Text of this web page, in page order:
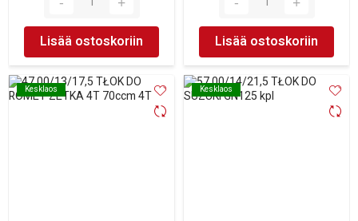
Lisää ostoskoriin Lisää ostoskoriin
Kesklaos
Kesklaos Kesklaos
Kesklaos